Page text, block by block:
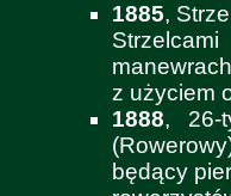
1885,
z użyciem
1888, 26-
będący